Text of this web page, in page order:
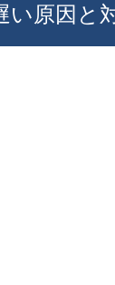
原因と